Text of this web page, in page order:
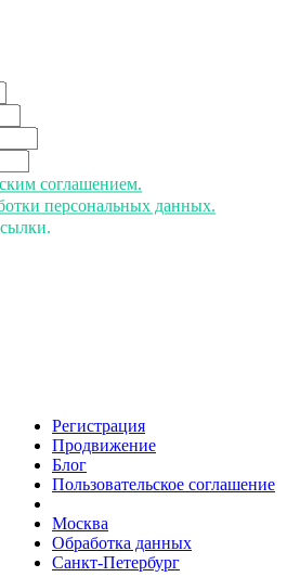
соглашением.
персональных данных.
Регистрация
Продвижение
Блог
Пользовательское соглашение
Москва
Обработка данных
Санкт-Петербург